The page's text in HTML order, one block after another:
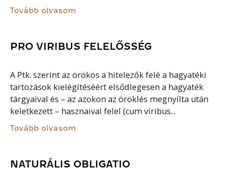
Tovább olvasom
PRO VIRIBUS FELELŐSSÉG
A Ptk. szerint az örökös a hitelezők felé a hagyatéki
tartozások kielégítéséért elsődlegesen a hagyaték
tárgyaival és – az azokon az öröklés megnyílta után
keletkezett – hasznaival felel (cum viribus...
Tovább olvasom
NATURÁLIS OBLIGATIO